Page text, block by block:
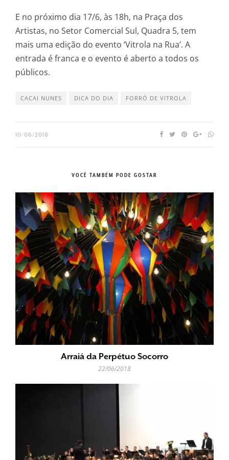
E no próximo dia 17/6, às 18h, na Praça dos
Artistas, no Setor Comercial Sul, Quadra 5, tem
mais uma edição do evento ‘Vitrola na Rua’. A
entrada é franca e o evento é aberto a todos os
públicos.
CACAI NUNES DICA DO DIA FORRÓ DE VITROLA
10/06/2018
VOCÊ TAMBÉM PODE GOSTAR
Arraiá da Perpétuo Socorro
22/06/2018